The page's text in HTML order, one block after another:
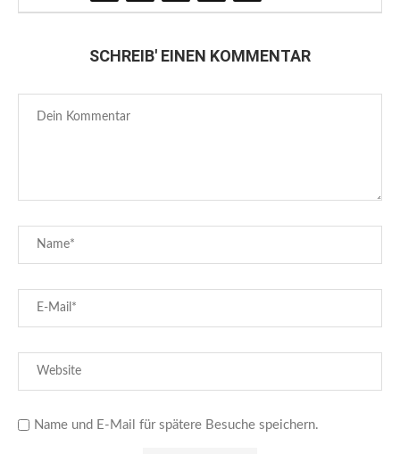
SCHREIB' EINEN KOMMENTAR
Name und E-Mail für spätere Besuche speichern.